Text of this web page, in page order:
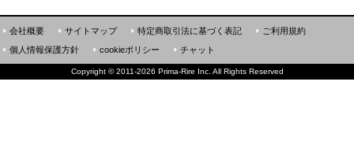
会社概要 サイトマップ 特定商取引法に基づく表記
ご利用規約
個人情報保護方針
cookieポリシー チャット
Copyright ©2011-2026 Prima-Rire Inc. All Rights Reserved